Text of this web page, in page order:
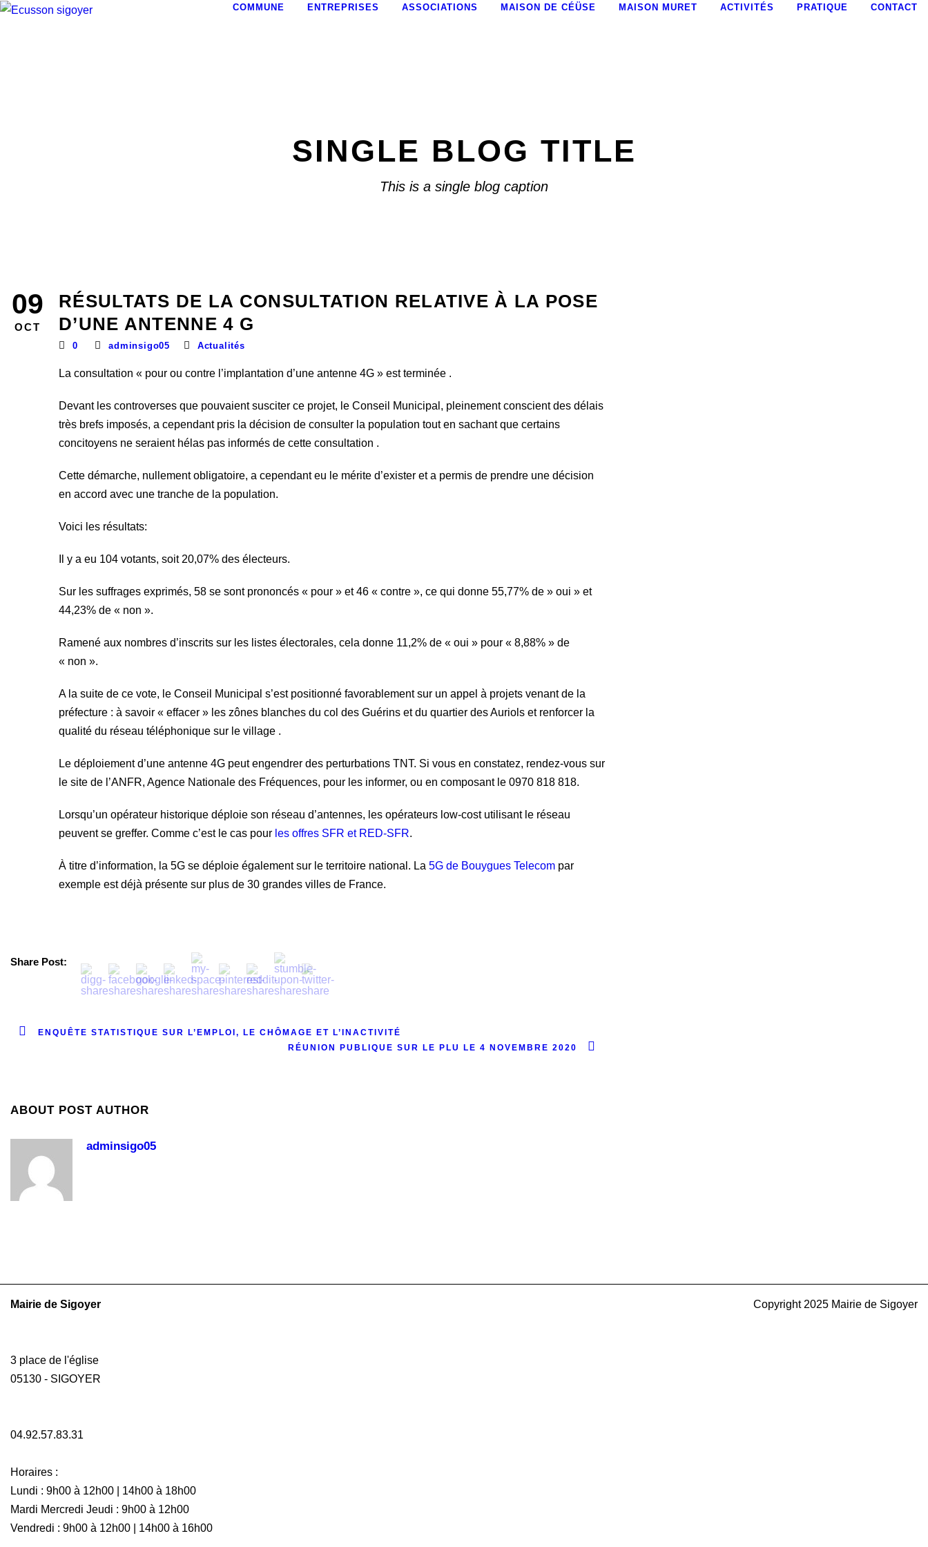
COMMUNE ENTREPRISES ASSOCIATIONS MAISON DE CÉÜSE MAISON MURET ACTIVITÉS PRATIQUE CONTACT
SINGLE BLOG TITLE
This is a single blog caption
09
OCT
RÉSULTATS DE LA CONSULTATION RELATIVE À LA POSE
D’UNE ANTENNE 4 G
0 adminsigo05 Actualités
La consultation « pour ou contre l’implantation d’une antenne 4G » est terminée .
Devant les controverses que pouvaient susciter ce projet, le Conseil Municipal, pleinement conscient des délais
très brefs imposés, a cependant pris la décision de consulter la population tout en sachant que certains
concitoyens ne seraient hélas pas informés de cette consultation .
Cette démarche, nullement obligatoire, a cependant eu le mérite d’exister et a permis de prendre une décision
en accord avec une tranche de la population.
Voici les résultats:
Il y a eu 104 votants, soit 20,07% des électeurs.
Sur les suffrages exprimés, 58 se sont prononcés « pour » et 46 « contre », ce qui donne 55,77% de » oui » et
44,23% de « non ».
Ramené aux nombres d’inscrits sur les listes électorales, cela donne 11,2% de « oui » pour « 8,88% » de
« non ».
A la suite de ce vote, le Conseil Municipal s’est positionné favorablement sur un appel à projets venant de la
préfecture : à savoir « effacer » les zônes blanches du col des Guérins et du quartier des Auriols et renforcer la
qualité du réseau téléphonique sur le village .
Le déploiement d’une antenne 4G peut engendrer des perturbations TNT. Si vous en constatez, rendez-vous sur
le site de l’ANFR, Agence Nationale des Fréquences, pour les informer, ou en composant le 0970 818 818.
Lorsqu’un opérateur historique déploie son réseau d’antennes, les opérateurs low-cost utilisant le réseau
peuvent se greffer. Comme c’est le cas pour les offres SFR et RED-SFR.
À titre d’information, la 5G se déploie également sur le territoire national. La 5G de Bouygues Telecom par
exemple est déjà présente sur plus de 30 grandes villes de France.
Share Post:
ENQUÊTE STATISTIQUE SUR L’EMPLOI, LE CHÔMAGE ET L’INACTIVITÉ
RÉUNION PUBLIQUE SUR LE PLU LE 4 NOVEMBRE 2020
ABOUT POST AUTHOR
adminsigo05
Mairie de Sigoyer
3 place de l'église
05130 - SIGOYER
04.92.57.83.31
Horaires :
Lundi : 9h00 à 12h00 | 14h00 à 18h00
Mardi Mercredi Jeudi : 9h00 à 12h00
Vendredi : 9h00 à 12h00 | 14h00 à 16h00
Copyright 2025 Mairie de Sigoyer